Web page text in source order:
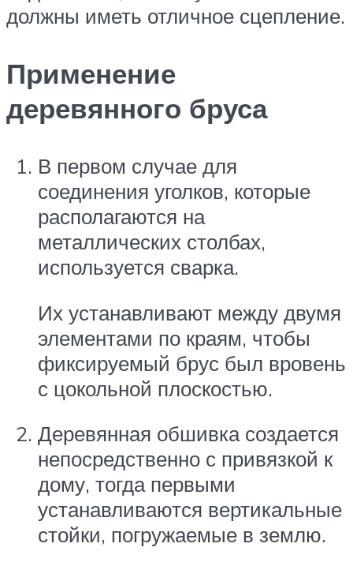
должны иметь отличное сцепление.
Применение
деревянного бруса
В первом случае для
соединения уголков, которые
располагаются на
металлических столбах,
используется сварка.
Их устанавливают между двумя
элементами по краям, чтобы
фиксируемый брус был вровень
с цокольной плоскостью.
Деревянная обшивка создается
непосредственно с привязкой к
дому, тогда первыми
устанавливаются вертикальные
стойки, погружаемые в землю.